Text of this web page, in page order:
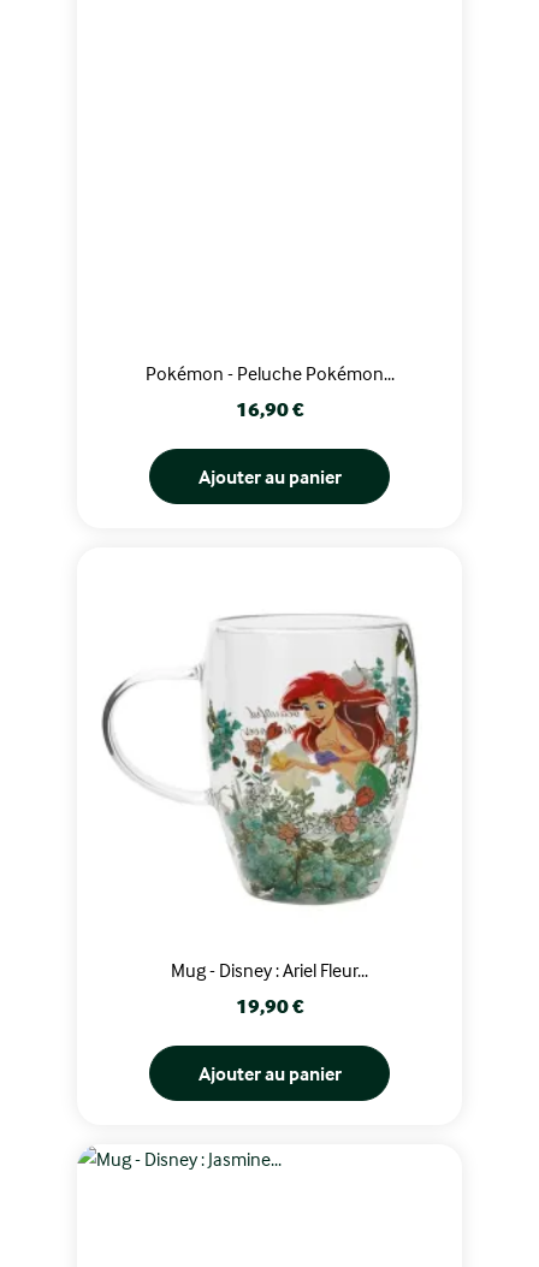
Pokémon - Peluche Pokémon...
Prix
16,90 €
Ajouter au panier
Mug - Disney : Ariel Fleur...
Prix
19,90 €
Ajouter au panier